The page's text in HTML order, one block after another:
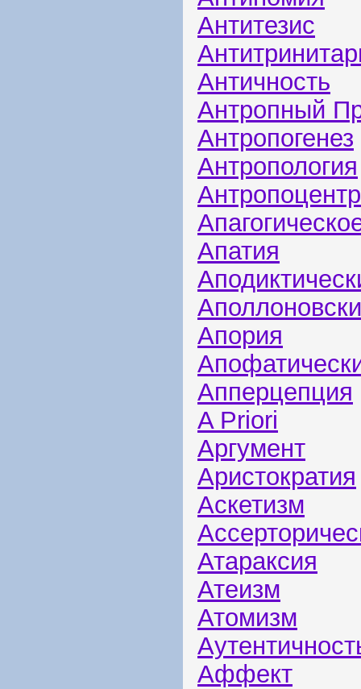
Антитезис
Античность
Антропный
Антропогенез
Антропология
Апатия
Апория
Апперцепция
A Priori
Аргумент
Аристократия
Аскетизм
Атараксия
Атеизм
Атомизм
Аффект